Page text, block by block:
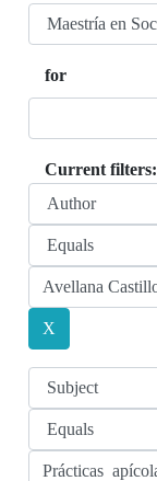
for
Current filters: